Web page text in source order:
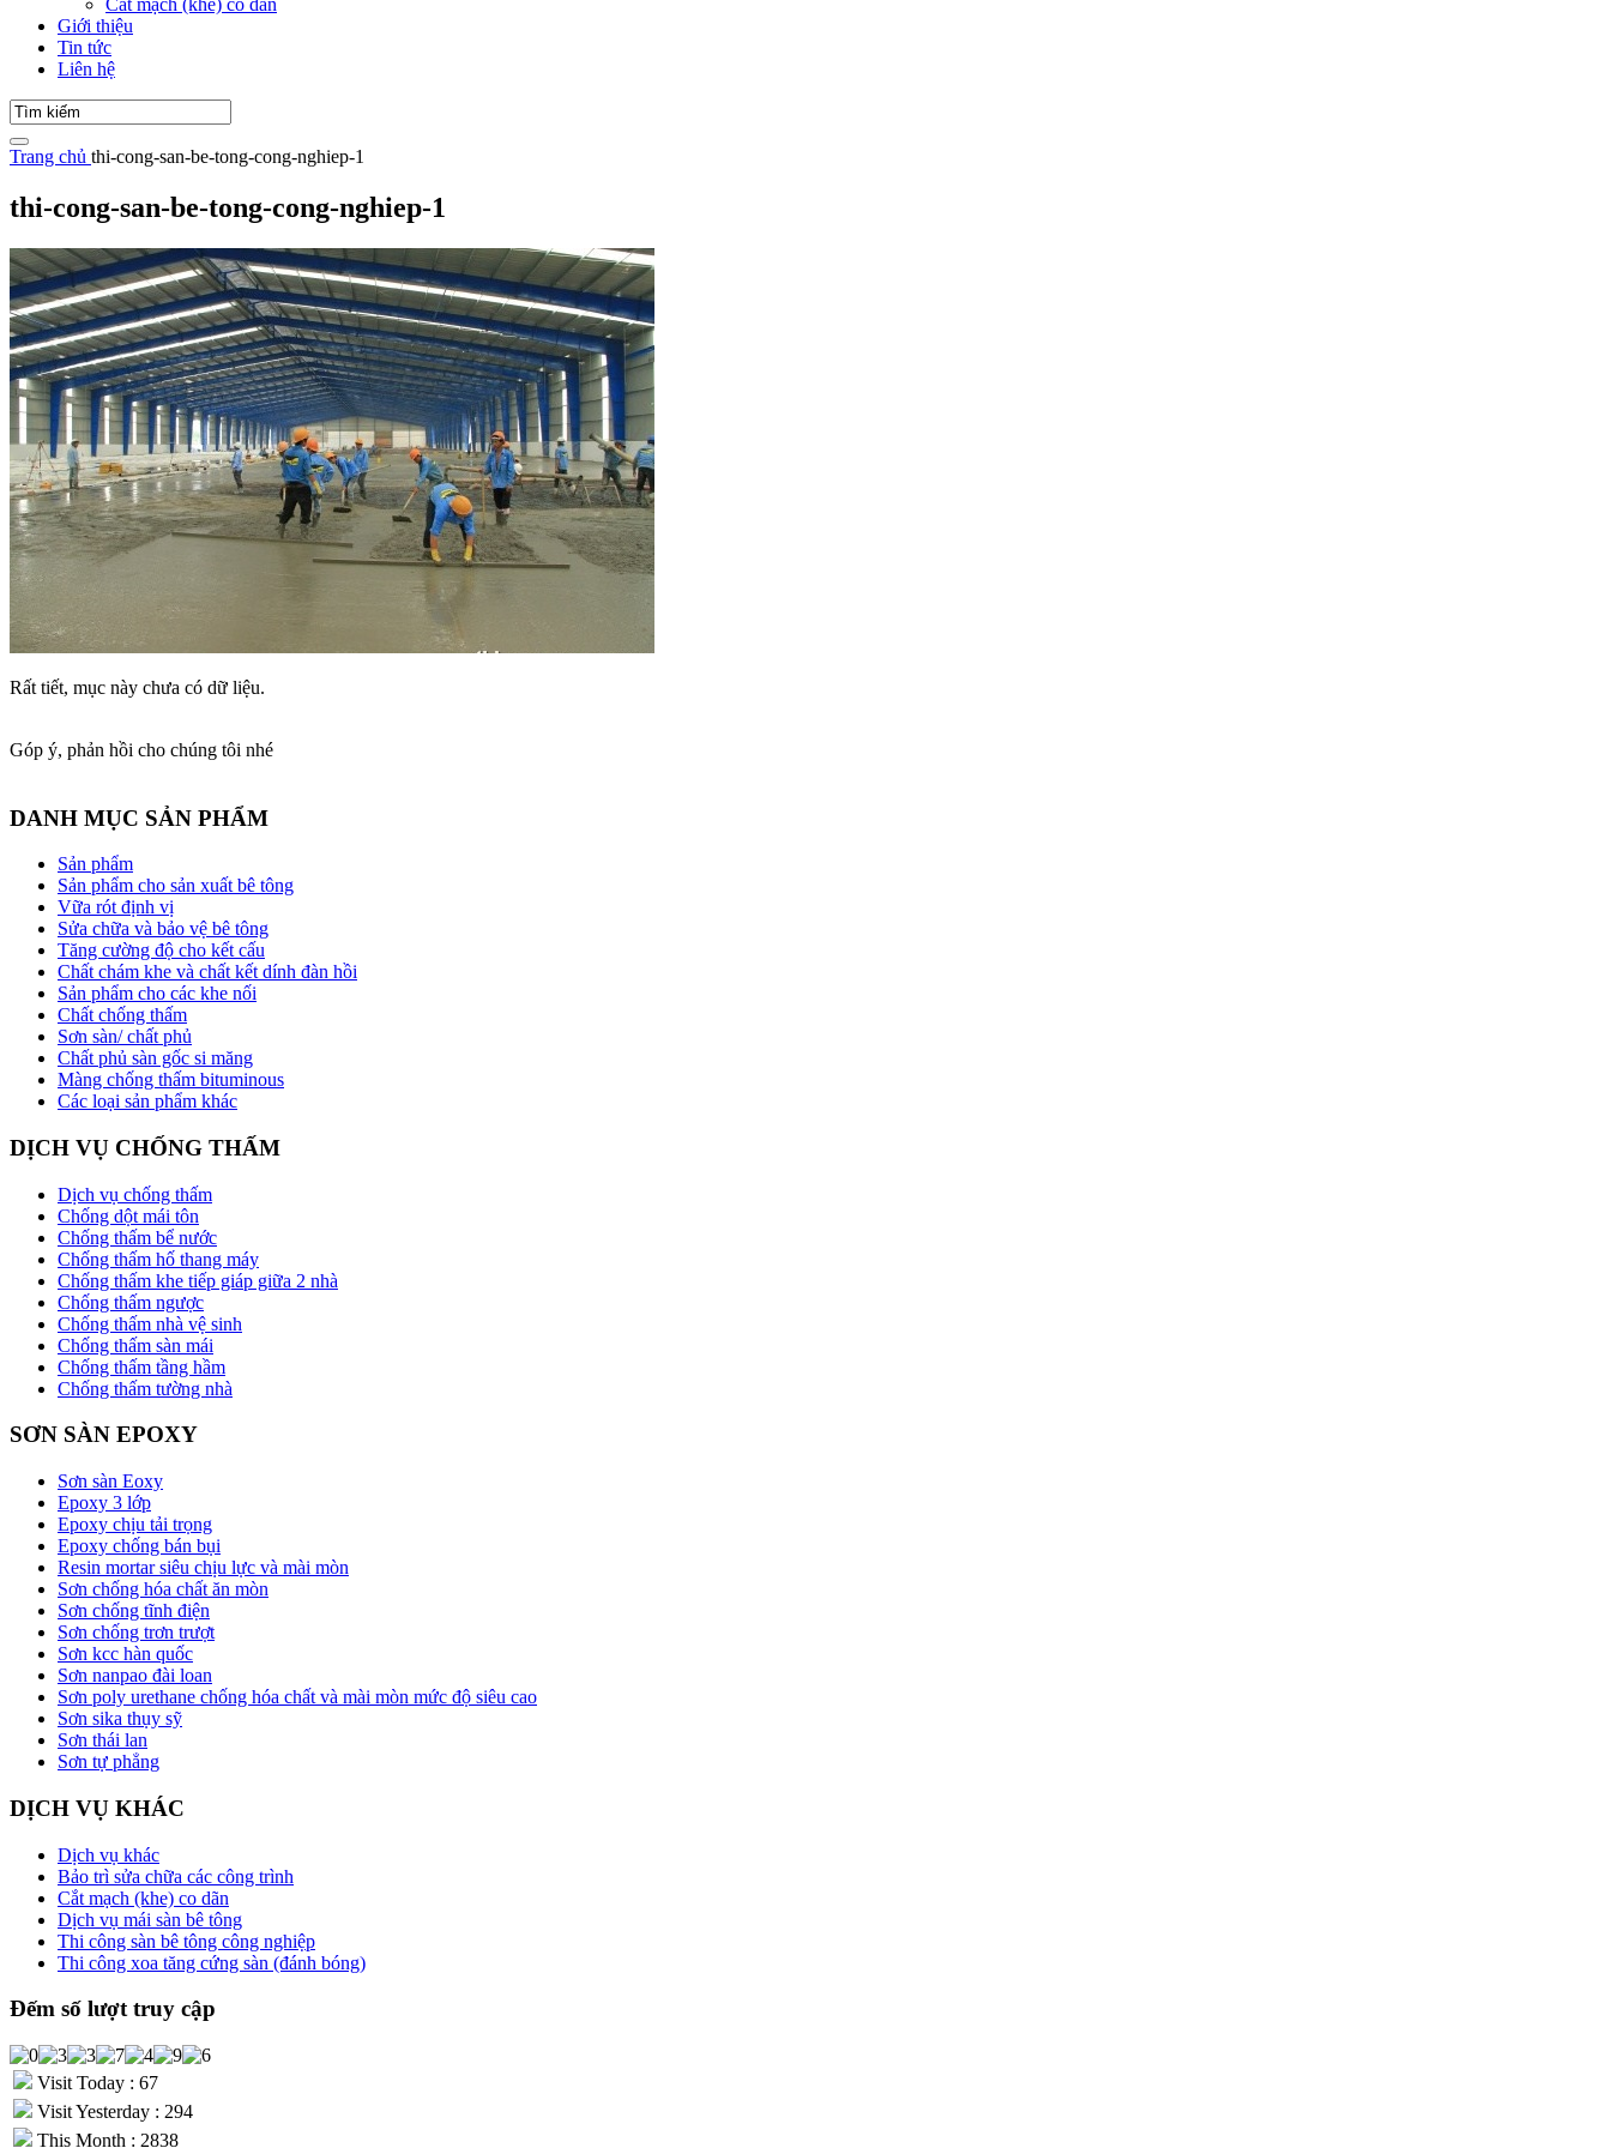
Cắt mạch (khe) co dãn
Giới thiệu
Tin tức
Liên hệ
Trang chủ thi-cong-san-be-tong-cong-nghiep-1
thi-cong-san-be-tong-cong-nghiep-1
Rất tiết, mục này chưa có dữ liệu.
Góp ý, phản hồi cho chúng tôi nhé
DANH MỤC SẢN PHẨM
Sản phẩm
Sản phẩm cho sản xuất bê tông
Vữa rót định vị
Sửa chữa và bảo vệ bê tông
Tăng cường độ cho kết cấu
Chất chám khe và chất kết dính đàn hồi
Sản phẩm cho các khe nối
Chất chống thấm
Sơn sàn/ chất phủ
Chất phủ sàn gốc si măng
Màng chống thấm bituminous
Các loại sản phẩm khác
DỊCH VỤ CHỐNG THẤM
Dịch vụ chống thấm
Chống dột mái tôn
Chống thấm bể nước
Chống thấm hố thang máy
Chống thấm khe tiếp giáp giữa 2 nhà
Chống thấm ngược
Chống thấm nhà vệ sinh
Chống thấm sàn mái
Chống thấm tầng hầm
Chống thấm tường nhà
SƠN SÀN EPOXY
Sơn sàn Eoxy
Epoxy 3 lớp
Epoxy chịu tải trọng
Epoxy chống bán bụi
Resin mortar siêu chịu lực và mài mòn
Sơn chống hóa chất ăn mòn
Sơn chống tĩnh điện
Sơn chống trơn trượt
Sơn kcc hàn quốc
Sơn nanpao đài loan
Sơn poly urethane chống hóa chất và mài mòn mức độ siêu cao
Sơn sika thụy sỹ
Sơn thái lan
Sơn tự phẳng
DỊCH VỤ KHÁC
Dịch vụ khác
Bảo trì sửa chữa các công trình
Cắt mạch (khe) co dãn
Dịch vụ mái sàn bê tông
Thi công sàn bê tông công nghiệp
Thi công xoa tăng cứng sàn (đánh bóng)
Đếm số lượt truy cập
Visit Today : 67
Visit Yesterday : 294
This Month : 2838